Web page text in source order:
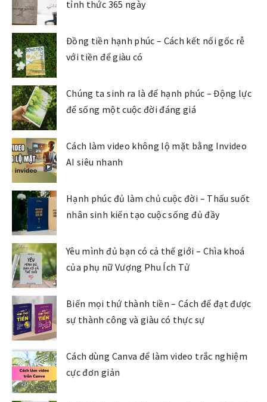
tỉnh thức 365 ngày
Đồng tiền hạnh phúc – Cách kết nối gốc rễ
với tiền để giàu có
Chúng ta sinh ra là để hạnh phúc – Động lực
để sống một cuộc đời đáng giá
Cách làm video không lộ mặt bằng Invideo
AI siêu nhanh
Hạnh phúc đủ làm chủ cuộc đời – Thấu suốt
nhân sinh kiến tạo cuộc sống đủ đầy
Yêu mình đủ bạn có cả thế giới – Chìa khoá
của phụ nữ Vượng Phu Ích Tử
Biến mọi thứ thành tiền – Cách để đạt được
sự thành công và giàu có thực sự
Cách dùng Canva để làm video trắc nghiệm
cực đơn giản